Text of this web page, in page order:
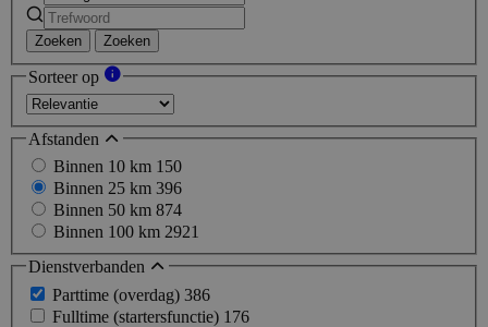
Zoeken Zoeken
Sorteer op
Afstanden
Binnen 10 km 150
Binnen 25 km 396
Binnen 50 km 874
Binnen 100 km 2921
Dienstverbanden
Parttime (overdag) 386
Fulltime (startersfunctie) 176